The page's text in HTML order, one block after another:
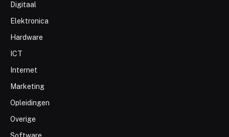
Digitaal
Elektronica
Hardware
ICT
Internet
Marketing
Opleidingen
Overige